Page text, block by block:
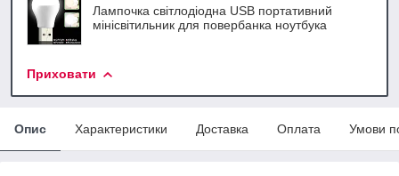
Лампочка світлодіодна USB портативний
мінісвітильник для повербанка ноутбука
Приховати
Опис Характеристики Доставка Оплата Умови